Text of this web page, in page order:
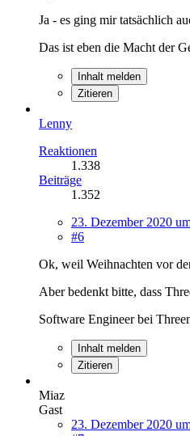
Ja - es ging mir tatsächlich
Das ist eben die Macht der
Inhalt melden
Zitieren
Lenny
Reaktionen
1.338
Beiträge
1.352
23. Dezember 2020
#6
Ok, weil Weihnachten vor
Aber bedenkt bitte, dass
Software Engineer bei
Inhalt melden
Zitieren
Miaz
Gast
23. Dezember 2020